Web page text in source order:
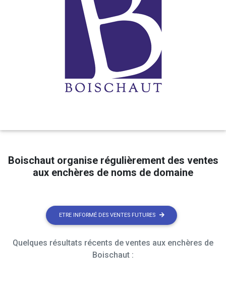
Boischaut organise régulièrement des ventes
aux enchères de noms de domaine
ETRE INFORMÉ DES VENTES FUTURES
Quelques résultats récents de ventes aux enchères de
Boischaut :